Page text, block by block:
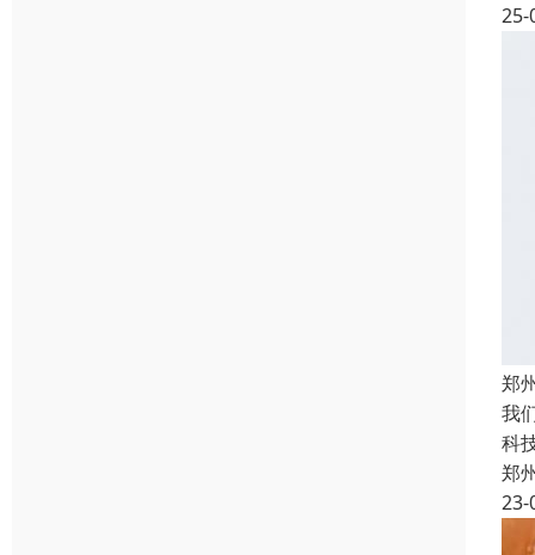
25-
郑
我
科
郑
23-